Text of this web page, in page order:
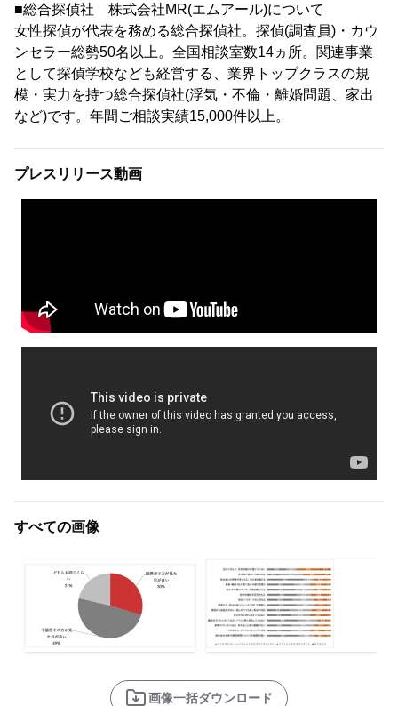
■総合探偵社 株式会社MR(エムアール)について
女性探偵が代表を務める総合探偵社。探偵(調査員)・カウ
ンセラー総勢50名以上。全国相談室数14ヵ所。関連事業
として探偵学校なども経営する、業界トップクラスの規
模・実力を持つ総合探偵社(浮気・不倫・離婚問題、家出
など)です。年間ご相談実績15,000件以上。
プレスリリース動画
すべての画像
画像一括ダウンロード